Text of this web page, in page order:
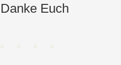
Danke Euch